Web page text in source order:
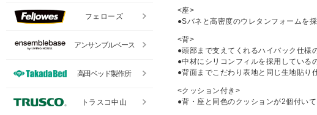
<座>
●Sバネと高密度のウレタンフォームを
<背>
●頭部まで支えてくれるハイバック仕様
●中材にシリコンフィルを採用している
●背面までこだわり表地と同じ生地貼り
<クッション付き>
●背・座と同色のクッションが2個付いて
フェローズ
アンサンブルベース
高田ベッド製作所
トラスコ中山